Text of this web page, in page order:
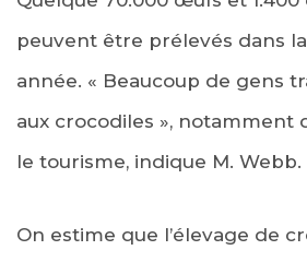
peuvent être prélevés dans
année. « Beaucoup de gens
aux crocodiles », notamment
le tourisme, indique M. Webb.
On estime que l’élevage de